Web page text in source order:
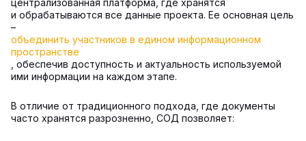
централизованная платформа, где хранятся
и обрабатываются все данные проекта. Ее основная цель
–
объединить участников в едином информационном
пространстве
, обеспечив доступность и актуальность используемой
ими информации на каждом этапе.
В отличие от традиционного подхода, где документы
часто хранятся разрозненно, СОД позволяет: